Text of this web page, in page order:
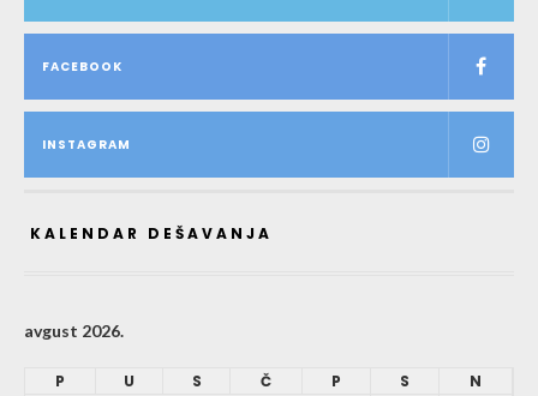
FACEBOOK
INSTAGRAM
KALENDAR DEŠAVANJA
avgust 2026.
P U S Č P S
N